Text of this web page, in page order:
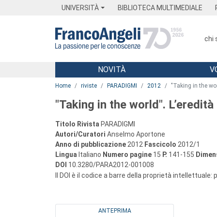
UNIVERSITÀ BIBLIOTECA MULTIMEDIALE
chi
Menu
NOVITÀ
Home riviste PARADIGMI 2012 "Taking in the
"Taking in the world".
Titolo Rivista PARADIGMI
Autori/Curatori Anselmo Aportone
Anno di pubblicazione 2012 Fascicolo 2012/1
Lingua Italiano Numero pagine 15 P. 141-155
DOI 10.3280/PARA2012-001008
Il DOI è il codice a barre della proprietà intellettuale:
ANTEPRIMA